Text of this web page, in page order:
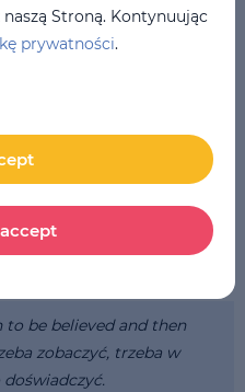
i kogo dokładnie autor
film
be believed and then
zobaczyć, trzeba w
Stroną. Kontynuując
prywatności.